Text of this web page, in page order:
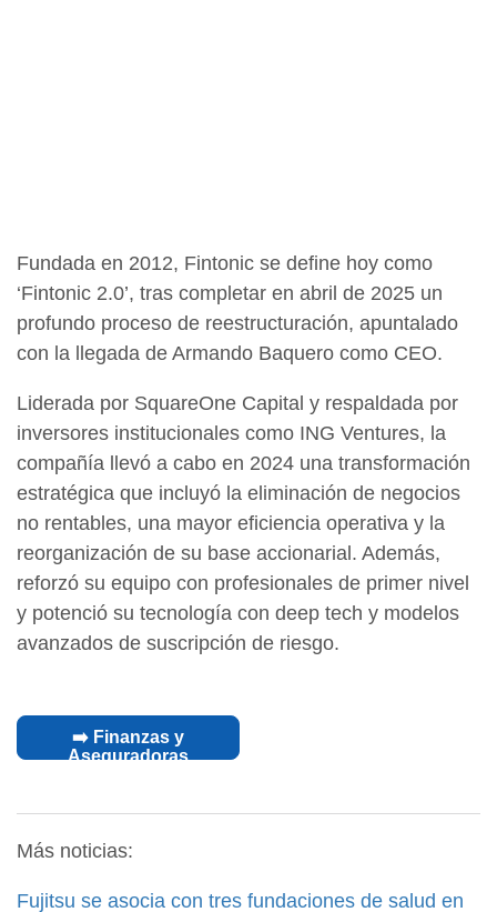
Fundada en 2012, Fintonic se define hoy como
‘Fintonic 2.0’, tras completar en abril de 2025 un
profundo proceso de reestructuración, apuntalado
con la llegada de Armando Baquero como CEO.
Liderada por SquareOne Capital y respaldada por
inversores institucionales como ING Ventures, la
compañía llevó a cabo en 2024 una transformación
estratégica que incluyó la eliminación de negocios
no rentables, una mayor eficiencia operativa y la
reorganización de su base accionarial. Además,
reforzó su equipo con profesionales de primer nivel
y potenció su tecnología con deep tech y modelos
avanzados de suscripción de riesgo.
➡️ Finanzas y
Aseguradoras
Más noticias:
Fujitsu se asocia con tres fundaciones de salud en